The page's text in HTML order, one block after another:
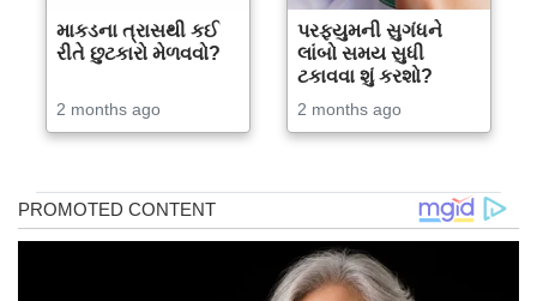
માકડના ત્રાસથી કઈ
રીતે છુટકારો મેળવવો?
2 months ago
પરફ્યુમની સુગંધને
લાંબો સમય સુધી
ટકાવવા શું કરશો?
2 months ago